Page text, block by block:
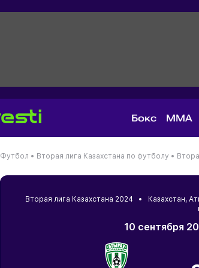
Бокс MMA
Футбол • Вторая лига Казахстана по футболу •
Вторая лига Казахстана 2024 • Казахстан,
10 сентября